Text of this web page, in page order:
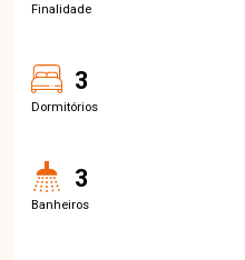
Finalidade
3
Dormitórios
3
Banheiros